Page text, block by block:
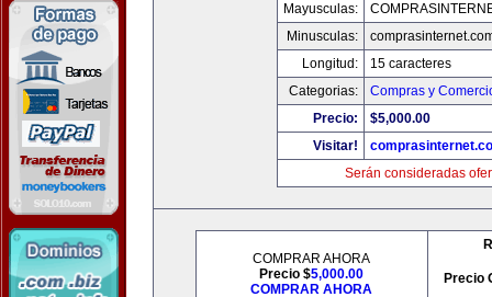
Mayusculas:
Minusculas:
Longitud:
15 caracteres
Categorias:
Compras y
Precio:
$5,000.00
Visitar!
Serán consideradas
COMPRAR AHORA
Precio $5,000.00
COMPRAR AHORA
Precio